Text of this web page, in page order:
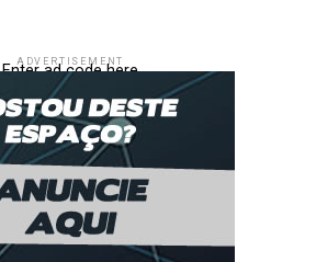
ADVERTISEMENT
Enter ad code here